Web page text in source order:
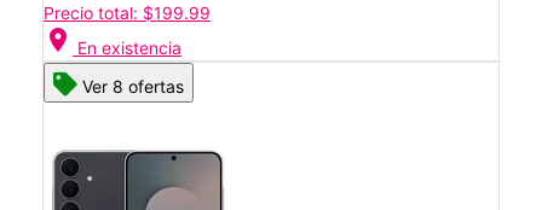
Precio total: $199.99
location_on En existencia
Ver 8 ofertas